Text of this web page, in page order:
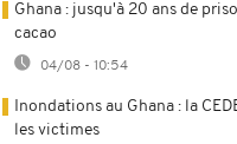
Ghana : jusqu'à 20 ans de
cacao
04/08 - 10:54
Inondations au Ghana : la
les victimes